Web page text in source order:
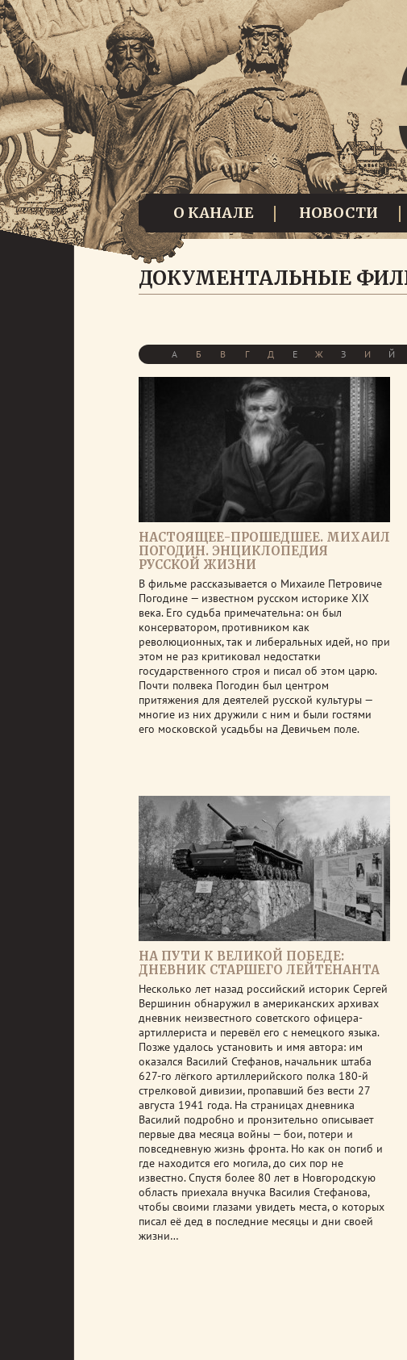
О КАНАЛЕ НОВОСТИ
ДОКУМЕНТАЛЬНЫЕ
А Б В Г Д Е Ж З И Й
НАСТОЯЩЕЕ-ПРОШЕДШЕЕ. МИХАИЛ
ПОГОДИН. ЭНЦИКЛОПЕДИЯ
РУССКОЙ ЖИЗНИ
В фильме рассказывается о Михаиле Петровиче
Погодине — известном русском историке XIX
века. Его судьба примечательна: он был
консерватором, противником как
революционных, так и либеральных идей, но при
этом не раз критиковал недостатки
государственного строя и писал об этом царю.
Почти полвека Погодин был центром
притяжения для деятелей русской культуры —
многие из них дружили с ним и были гостями
его московской усадьбы на Девичьем поле.
НА ПУТИ К ВЕЛИКОЙ ПОБЕДЕ:
ДНЕВНИК СТАРШЕГО ЛЕЙТЕНАНТА
Несколько лет назад российский историк Сергей
Вершинин обнаружил в американских архивах
дневник неизвестного советского офицера-
артиллериста и перевёл его с немецкого языка.
Позже удалось установить и имя автора: им
оказался Василий Стефанов, начальник штаба
627-го лёгкого артиллерийского полка 180-й
стрелковой дивизии, пропавший без вести 27
августа 1941 года. На страницах дневника
Василий подробно и пронзительно описывает
первые два месяца войны — бои, потери и
повседневную жизнь фронта. Но как он погиб и
где находится его могила, до сих пор не
известно. Спустя более 80 лет в Новгородскую
область приехала внучка Василия Стефанова,
чтобы своими глазами увидеть места, о которых
писал её дед в последние месяцы и дни своей
жизни…